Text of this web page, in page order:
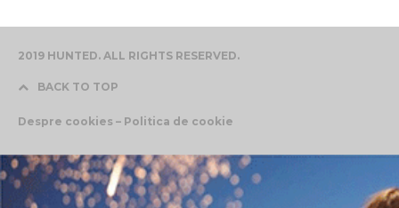
2019 HUNTED. ALL RIGHTS RESERVED.
BACK TO TOP
Despre cookies – Politica de cookie